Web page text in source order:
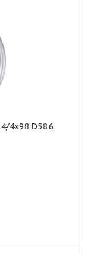
4x98 D58.6